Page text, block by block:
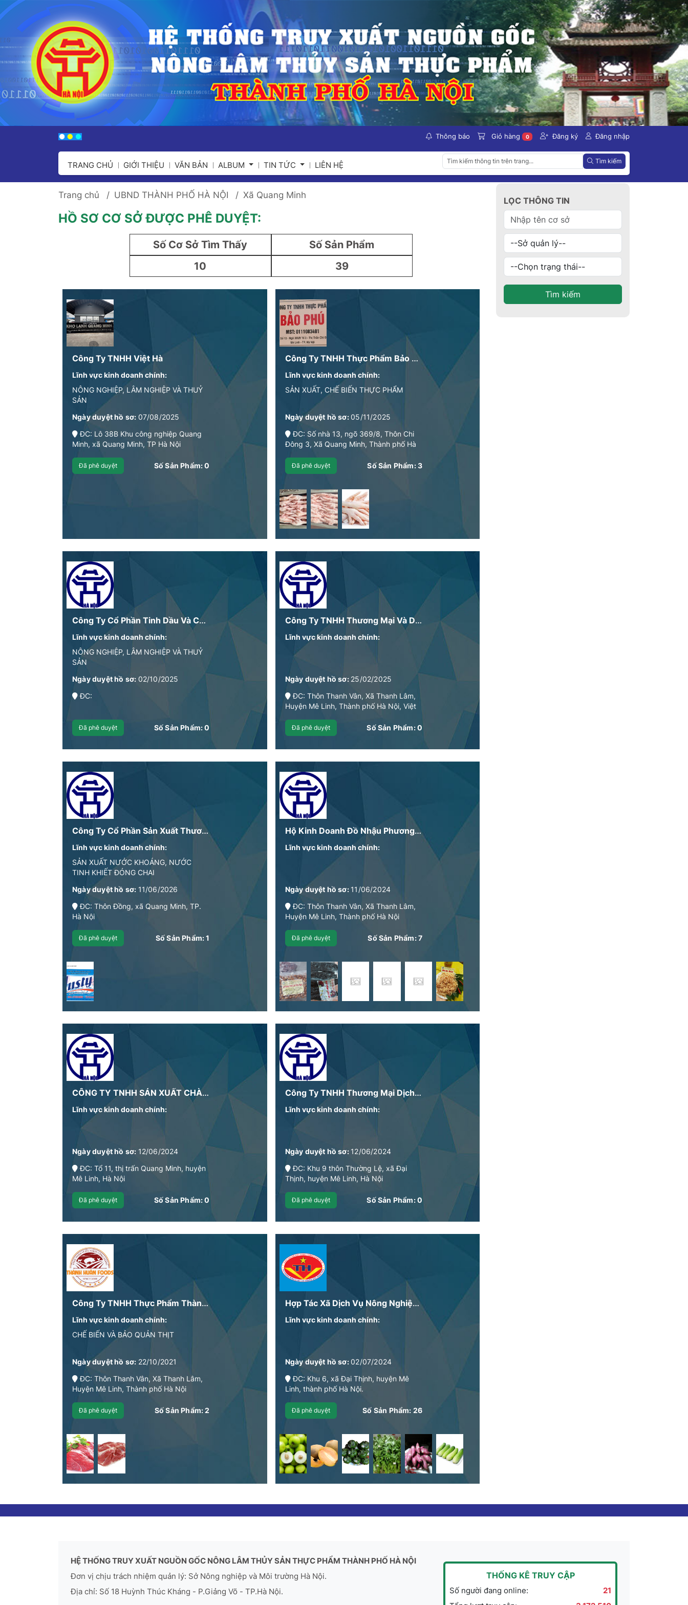
Thông báo Giỏ hàng 0 Đăng ký Đăng nhập
TRANG CHỦ GIỚI THIỆU VĂN BẢN ALBUM TIN TỨC LIÊN HỆ Tìm kiếm
Trang chủ UBND THÀNH PHỐ HÀ NỘI Xã Quang Minh
HỒ SƠ CƠ SỞ ĐƯỢC PHÊ DUYỆT:
Số Cơ Sở Tìm Thấy
10
Số Sản Phẩm
39
Công Ty TNHH Việt Hà
Lĩnh vực kinh doanh chính:
NÔNG NGHIỆP, LÂM NGHIỆP VÀ THUỶ
SẢN
Ngày duyệt hồ sơ: 07/08/2025
ĐC: Lô 38B Khu công nghiệp Quang
Minh, xã Quang Minh, TP Hà Nội
Đã phê duyệt Số Sản Phẩm:0
Công Ty TNHH Thực Phẩm Bảo Phú
Lĩnh vực kinh doanh chính:
SẢN XUẤT, CHẾ BIẾN THỰC PHẨM
Ngày duyệt hồ sơ:05/11/2025
ĐC: Số nhà 13, ngõ 369/8, Thôn Chi
Đông 3, Xã Quang Minh, Thành phố Hà
Đã phê duyệt Số Sản Phẩm:3
Công Ty Cổ Phần Tinh Dầu Và Chất Thơm
Lĩnh vực kinh doanh chính:
NÔNG NGHIỆP, LÂM NGHIỆP VÀ THUỶ
SẢN
Ngày duyệt hồ sơ: 02/10/2025
ĐC:
Đã phê duyệt Số Sản Phẩm:0
Công Ty TNHH Thương Mại Và Dịch Vụ Ánh Kỳ
Lĩnh vực kinh doanh chính:
Ngày duyệt hồ sơ: 25/02/2025
ĐC: Thôn Thanh Vân, Xã Thanh Lâm,
Huyện Mê Linh, Thành phố Hà Nội, Việt
Đã phê duyệt Số Sản Phẩm:0
Công Ty Cổ Phần Sản Xuất Thương Mại Và Dịch Vụ Thiên Hà
Lĩnh vực kinh doanh chính:
SẢN XUẤT NƯỚC KHOÁNG, NƯỚC
TINH KHIẾT ĐÓNG CHAI
Ngày duyệt hồ sơ: 11/06/2026
ĐC: Thôn Đồng, xã Quang Minh, TP.
Hà Nội
Đã phê duyệt Số Sản Phẩm:1
Hộ Kinh Doanh Đồ Nhậu Phương Xứng
Lĩnh vực kinh doanh chính:
Ngày duyệt hồ sơ: 11/06/2024
ĐC: Thôn Thanh Vân, Xã Thanh Lâm,
Huyện Mê Linh, Thành phố Hà Nội
Đã phê duyệt Số Sản Phẩm:7
CÔNG TY TNHH SẢN XUẤT CHÀ BÔNG – KHÔ GÀ GIA BẢO
Lĩnh vực kinh doanh chính:
Ngày duyệt hồ sơ: 12/06/2024
ĐC: Tổ 11, thị trấn Quang Minh, huyện
Mê Linh, Hà Nội
Đã phê duyệt Số Sản Phẩm:0
Công Ty TNHH Thương Mại Dịch Vụ Thực Phẩm Ánh Nga
Lĩnh vực kinh doanh chính:
Ngày duyệt hồ sơ: 12/06/2024
ĐC: Khu 9 thôn Thường Lệ, xã Đại
Thịnh, huyện Mê Linh, Hà Nội
Đã phê duyệt Số Sản Phẩm:0
Công Ty TNHH Thực Phẩm Thành Huân
Lĩnh vực kinh doanh chính:
CHẾ BIẾN VÀ BẢO QUẢN THỊT
Ngày duyệt hồ sơ: 22/10/2021
ĐC: Thôn Thanh Vân, Xã Thanh Lâm,
Huyện Mê Linh, Thành phố Hà Nội
Đã phê duyệt Số Sản Phẩm:2
Hợp Tác Xã Dịch Vụ Nông Nghiệp Việt Doanh
Lĩnh vực kinh doanh chính:
Ngày duyệt hồ sơ:02/07/2024
ĐC: Khu 6, xã Đại Thịnh, huyện Mê
Linh, thành phố Hà Nội.
Đã phê duyệt Số Sản Phẩm: 26
LỌC THÔNG TIN
Tìm kiếm
HỆ THỐNG TRUY XUẤT NGUỒN GỐC NÔNG LÂM THỦY SẢN THỰC PHẨM THÀNH PHỐ HÀ NỘI
Đơn vị chịu trách nhiệm quản lý: Sở Nông nghiệp và Môi trường Hà Nội.
Địa chỉ: Số 18 Huỳnh Thúc Kháng - P.Giảng Võ - TP.Hà Nội.
THỐNG KÊ TRUY CẬP
Số người đang online:
21